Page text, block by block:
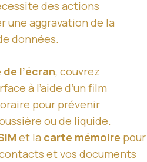
des actions
une aggravation de la
données.
l’écran, couvrez
à l’aide d’un film
pour prévenir
ou de liquide.
et la carte mémoire pour
et vos documents